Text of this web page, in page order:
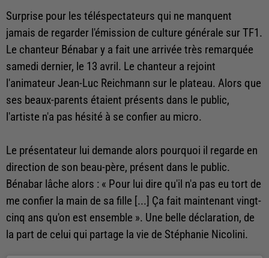
Surprise pour les téléspectateurs qui ne manquent
jamais de regarder l'émission de culture générale sur TF1.
Le chanteur Bénabar y a fait une arrivée très remarquée
samedi dernier, le 13 avril. Le chanteur a rejoint
l'animateur Jean-Luc Reichmann sur le plateau. Alors que
ses beaux-parents étaient présents dans le public,
l'artiste n'a pas hésité à se confier au micro.
Le présentateur lui demande alors pourquoi il regarde en
direction de son beau-père, présent dans le public.
Bénabar lâche alors : « Pour lui dire qu'il n'a pas eu tort de
me confier la main de sa fille [...] Ça fait maintenant vingt-
cinq ans qu'on est ensemble ». Une belle déclaration, de
la part de celui qui partage la vie de Stéphanie Nicolini.